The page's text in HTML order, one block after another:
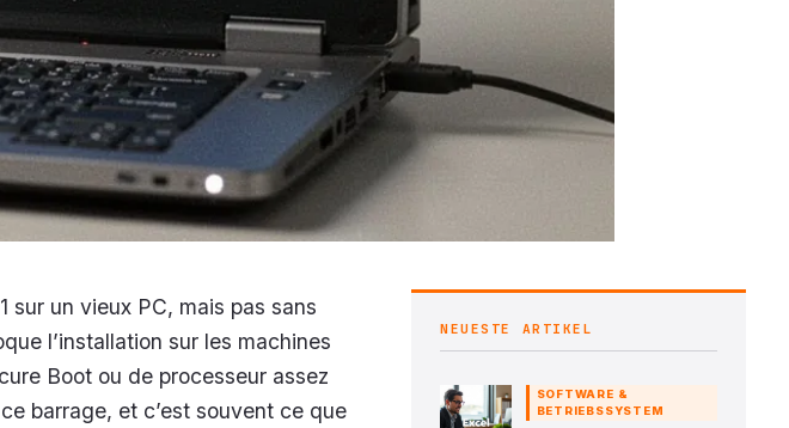
sur un vieux PC, mais pas sans
l’installation sur les machines
Boot ou de processeur assez
barrage, et c’est souvent ce que
NEUESTE ARTIKEL
SOFTWARE &
BETRIEBSSYSTEM